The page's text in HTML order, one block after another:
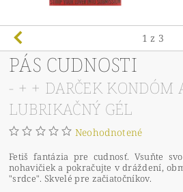
1 z 3
PÁS CUDNOSTI
- + + DARČEK KONDÓM
LUBRIKAČNÝ GÉL
Neohodnotené
Fetiš fantázia pre cudnosť. Vsuňte
nohavičiek a pokračujte v dráždení,
"srdce". Skvelé pre začiatočníkov.